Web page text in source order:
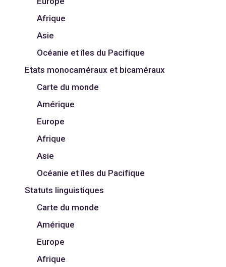
Afrique
Asie
Océanie et îles du Pacifique
Etats monocaméraux et bicaméraux
Carte du monde
Amérique
Europe
Afrique
Asie
Océanie et îles du Pacifique
Statuts linguistiques
Carte du monde
Amérique
Europe
Afrique